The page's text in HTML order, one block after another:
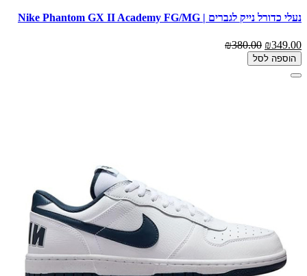
נעלי כדורל נייק לגברים | Nike Phantom GX II Academy FG/MG
₪349.00
₪380.00
הוספה לסל